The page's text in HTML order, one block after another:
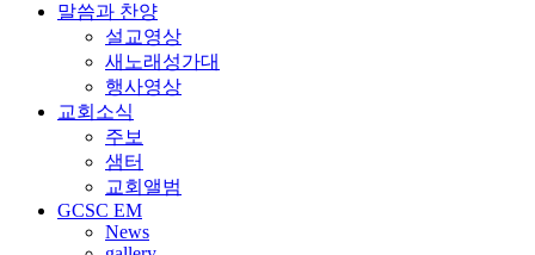
말씀과 찬양
설교영상
새노래성가대
행사영상
교회소식
주보
샘터
교회앨범
GCSC EM
News